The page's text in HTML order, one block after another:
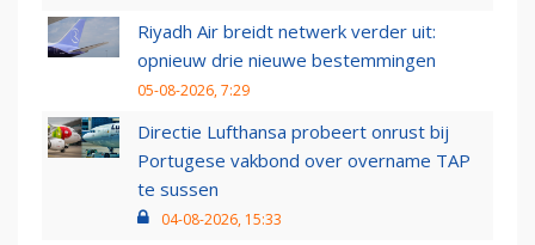
Riyadh Air breidt netwerk verder uit:
opnieuw drie nieuwe bestemmingen
05-08-2026, 7:29
Directie Lufthansa probeert onrust bij
Portugese vakbond over overname TAP
te sussen
04-08-2026, 15:33